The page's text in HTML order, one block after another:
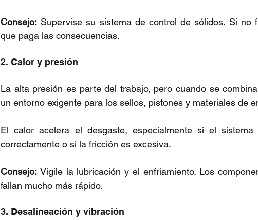
Consejo: Supervise su sistema de control de sólidos. Si no
que paga las consecuencias.
2. Calor y presión
La alta presión es parte del trabajo, pero cuando se
un entorno exigente para los sellos, pistones y materiales de
El calor acelera el desgaste, especialmente si el
correctamente o si la fricción es excesiva.
Consejo: Vigile la lubricación y el enfriamiento. Los
fallan mucho más rápido.
3. Desalineación y vibración